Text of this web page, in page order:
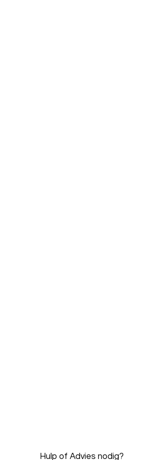
Hulp of Advies nodig?